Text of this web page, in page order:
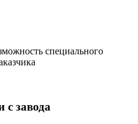
специального
с завода